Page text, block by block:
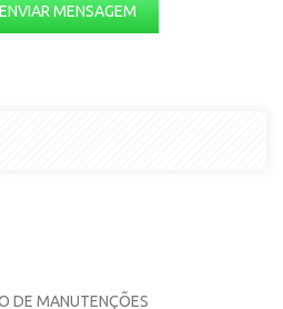
ENVIAR MENSAGEM
DE MANUTENÇÕES